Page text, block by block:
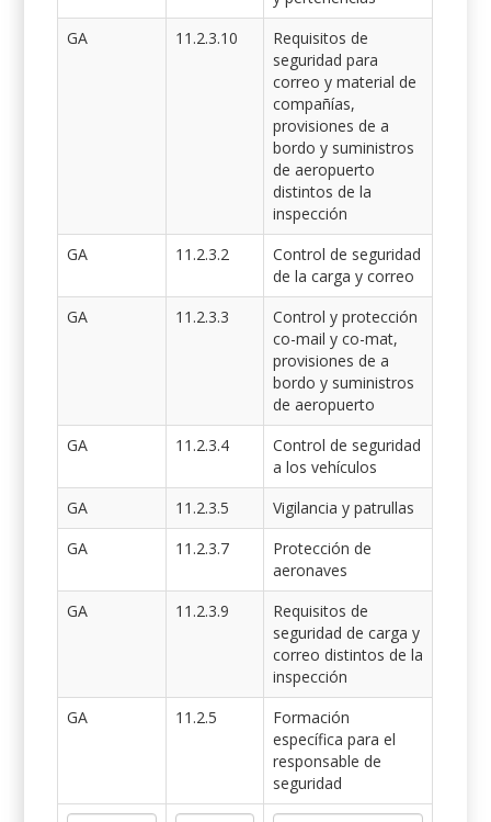
GA
11.2.3.10
Requisitos de
seguridad para
correo y material de
compañías,
provisiones de a
bordo y suministros
de aeropuerto
distintos de la
inspección
GA
11.2.3.2
Control de seguridad
de la carga y correo
GA
11.2.3.3
Control y protección
co-mail y co-mat,
provisiones de a
bordo y suministros
de aeropuerto
GA
11.2.3.4
Control de seguridad
a los vehículos
GA
11.2.3.5
Vigilancia y patrullas
GA
11.2.3.7
Protección de
aeronaves
GA
11.2.3.9
Requisitos de
seguridad de carga y
correo distintos de la
inspección
GA
11.2.5
Formación
específica para el
responsable de
seguridad